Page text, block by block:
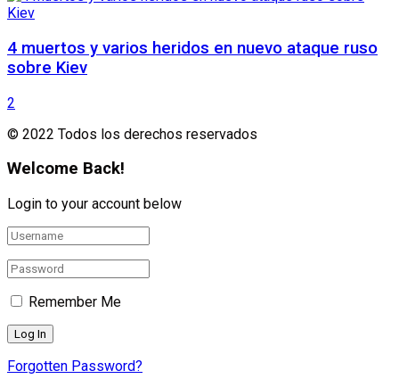
4 muertos y varios heridos en nuevo ataque ruso
sobre Kiev
2
© 2022 Todos los derechos reservados
Welcome Back!
Login to your account below
Remember Me
Forgotten Password?